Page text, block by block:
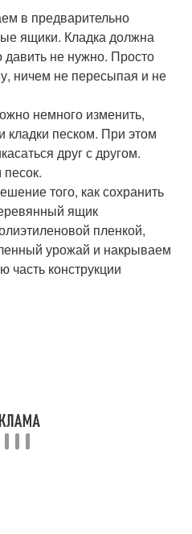
в предварительно
ящики. Кладка должна
давить не нужно. Просто
ничем не пересыпая и не
немного изменить,
кладки песком. При этом
друг с другом.
того, как сохранить
ящик
пленкой,
урожай и накрываем
конструкции